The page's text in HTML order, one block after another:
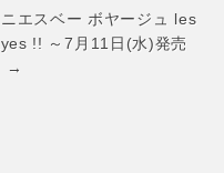
ル・ス
ライン
年4月
より発
エスベー ボヤージュ les
!! ～7月11日(水)発売
→